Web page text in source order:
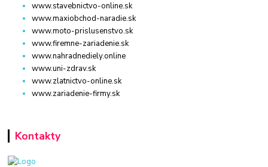
www.stavebnictvo-online.sk
www.maxiobchod-naradie.sk
www.moto-prislusenstvo.sk
www.firemne-zariadenie.sk
www.nahradnediely.online
www.uni-zdrav.sk
www.zlatnictvo-online.sk
www.zariadenie-firmy.sk
Kontakty